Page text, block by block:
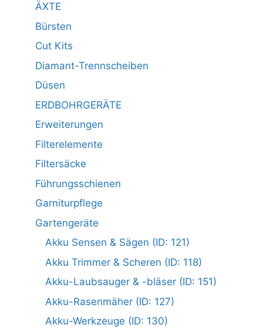
ÄXTE
Bürsten
Cut Kits
Diamant-Trennscheiben
Düsen
ERDBOHRGERÄTE
Erweiterungen
Filterelemente
Filtersäcke
Führungsschienen
Garniturpflege
Gartengeräte
Akku Sensen & Sägen (ID: 121)
Akku Trimmer & Scheren (ID: 118)
Akku-Laubsauger & -bläser (ID: 151)
Akku-Rasenmäher (ID: 127)
Akku-Werkzeuge (ID: 130)